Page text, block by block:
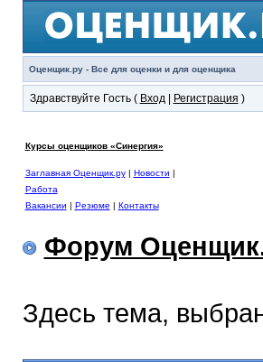
Оценщик.ру - Все для оценки и для оценщика
Здравствуйте Гость ( Вход| Регистрация )
Курсы оценщиков «Синергия»
Заглавная Оценщик.ру| Новости |
Работа
Вакансии | Резюме | Контакты
Форум
Здесь тема,